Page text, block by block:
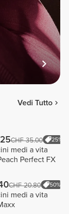
Vedi Tutto
CHF 35.00 25%
medi a vita
Perfect FX
CHF 20.80 50%
medi a vita